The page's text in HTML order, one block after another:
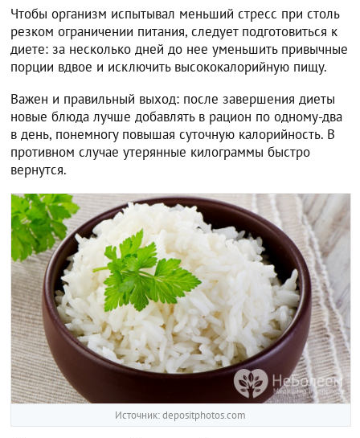
Чтобы организм испытывал меньший стресс при столь
резком ограничении питания, следует подготовиться к
диете: за несколько дней до нее уменьшить привычные
порции вдвое и исключить высококалорийную пищу.
Важен и правильный выход: после завершения диеты
новые блюда лучше добавлять в рацион по одному-два
в день, понемногу повышая суточную калорийность. В
противном случае утерянные килограммы быстро
вернутся.
Источник: depositphotos.com